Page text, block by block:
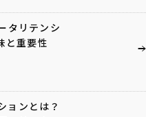
タリテンシ
と重要性
ョンとは？